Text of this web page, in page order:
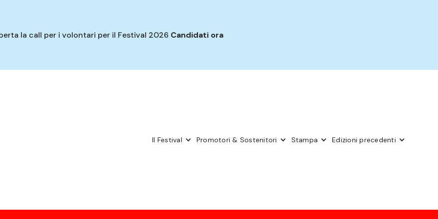
la call per i volontari per il Festival 2026 Candidati ora
Il Festival Promotori & Sostenitori Stampa Edizioni precedenti